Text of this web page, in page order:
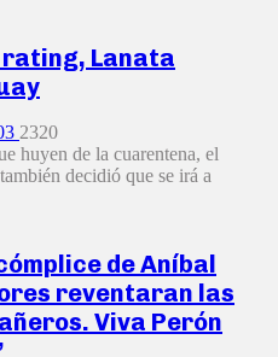
rating, Lanata
3 2320
huyen de la cuarentena, el
decidió que se irá a
de Aníbal
reventaran las
Viva Perón